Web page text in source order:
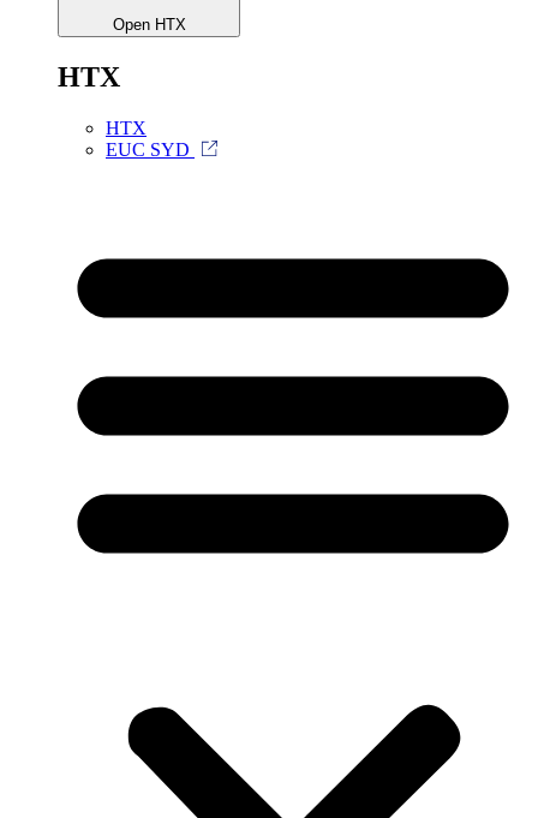
Open HTX
HTX
HTX
EUC SYD